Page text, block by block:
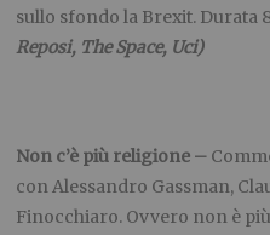
sullo sfondo la Brexit. Durata
Reposi, The Space, Uci)
Non c’è più religione –
con Alessandro Gassman,
Finocchiaro. Ovvero non è